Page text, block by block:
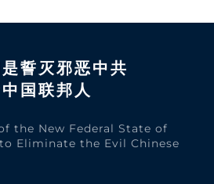
誓灭邪恶中共
国联邦人​
the New Federal State of
Eliminate the Evil Chinese